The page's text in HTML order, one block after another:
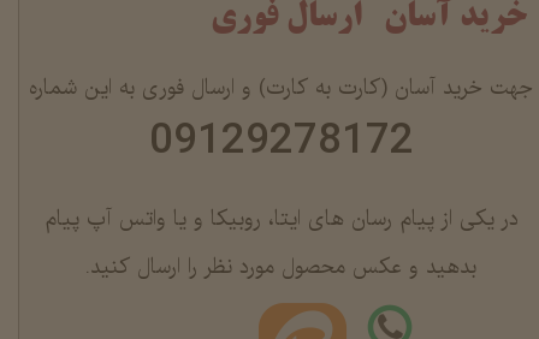
خرید آسان ارسال فوری
جهت خرید آسان (کارت به کارت) و ارسال فوری به این شماره
09129278172
در یکی از پیام رسان های ایتا، روبیکا و یا واتس آپ پیام
بدهید و عکس محصول مورد نظر را ارسال کنید.